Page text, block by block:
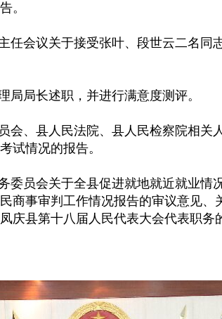
。
任会议关于接受张叶、段世云二名同
局长述职，并进行满意度测评。
会、县人民法院、县人民检察院相关
试情况的报告。
委员会关于全县促进就地就近就业情
商事审判工作情况报告的审议意见
庆县第十八届人民代表大会代表职务